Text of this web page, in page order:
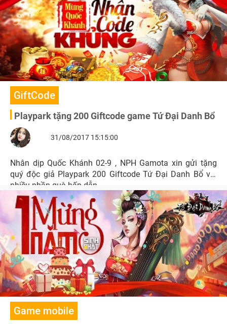
GiftCode
Playpark tặng 200 Giftcode game Tứ Đại Danh Bổ
31/08/2017 15:15:00
Nhân dịp Quốc Khánh 02-9 , NPH Gamota xin gửi tặng
quý độc giả Playpark 200 Giftcode Tứ Đại Danh Bổ với
nhiều phần quà hấp dẫn.
Game mobile